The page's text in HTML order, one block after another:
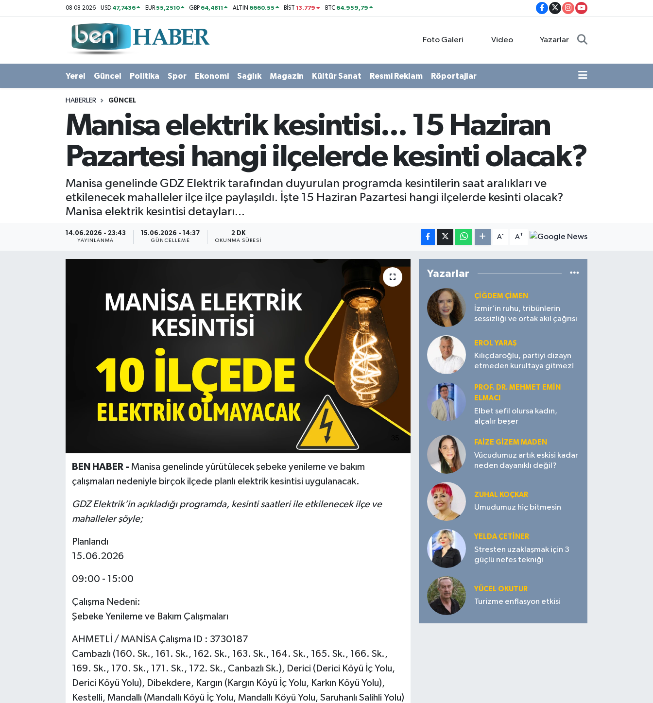
08-08-2026 USD 47,7436 EUR55,2510 GBP 64,4811 ALTIN 6660.55 BİST13.779 BTC 64.959,79
Foto Galeri Video Yazarlar
Yerel Güncel Politika Spor Ekonomi Sağlık Magazin Kültür Sanat Resmi Reklam Röportajlar
HABERLER GÜNCEL
Manisa elektrik kesintisi... 15 Haziran
Pazartesi hangi ilçelerde kesinti olacak?
Manisa genelinde GDZ Elektrik tarafından duyurulan programda kesintilerin saat aralıkları ve
etkilenecek mahalleler ilçe ilçe paylaşıldı. İşte 15 Haziran Pazartesi hangi ilçelerde kesinti olacak?
Manisa elektrik kesintisi detayları...
14.06.2026 - 23:43
YAYINLANMA
15.06.2026 - 14:37
GÜNCELLEME
2 DK
OKUNMA SÜRESI
A- A+
BEN HABER - Manisa genelinde yürütülecek şebeke yenileme ve bakım
çalışmaları nedeniyle birçok ilçede planlı elektrik kesintisi uygulanacak.
GDZ Elektrik’in açıkladığı programda, kesinti saatleri ile etkilenecek ilçe ve
mahalleler şöyle;
Planlandı
15.06.2026
09:00 - 15:00
Çalışma Nedeni:
Şebeke Yenileme ve Bakım Çalışmaları
AHMETLİ / MANİSA Çalışma ID : 3730187
Cambazlı (160. Sk., 161. Sk., 162. Sk., 163. Sk., 164. Sk., 165. Sk., 166. Sk.,
169. Sk., 170. Sk., 171. Sk., 172. Sk., Canbazlı Sk.), Derici (Derici Köyü İç Yolu,
Derici Köyü Yolu), Dibekdere, Kargın (Kargın Köyü İç Yolu, Karkın Köyü Yolu),
Kestelli, Mandallı (Mandallı Köyü İç Yolu, Mandallı Köyü Yolu, Saruhanlı Salihli Yolu)
Yazarlar
ÇIĞDEM ÇIMEN
İzmir’in ruhu, tribünlerin
sessizliği ve ortak akıl çağrısı
EROL YARAŞ
Kılıçdaroğlu, partiyi dizayn
etmeden kurultaya gitmez!
PROF. DR. MEHMET EMIN
ELMACI
Elbet sefil olursa kadın,
alçalır beşer
FAIZE GIZEM MADEN
Vücudumuz artık eskisi kadar
neden dayanıklı değil?
ZUHAL KOÇKAR
Umudumuz hiç bitmesin
YELDA ÇETİNER
Stresten uzaklaşmak için 3
güçlü nefes tekniği
YÜCEL OKUTUR
Turizme enflasyon etkisi
Politika
Kültür Sanat
Resmi Reklam
Röportajlar
Hava Durumu
Süper Lig Puan Durumu ve Fikstür
Son Dakika Haberleri
Haber Arşivi